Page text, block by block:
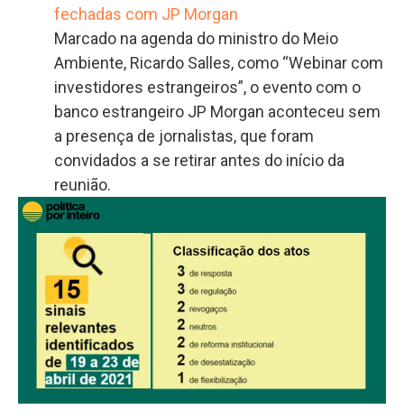
fechadas com JP Morgan
Marcado na agenda do ministro do Meio
Ambiente, Ricardo Salles, como “Webinar com
investidores estrangeiros”, o evento com o
banco estrangeiro JP Morgan aconteceu sem
a presença de jornalistas, que foram
convidados a se retirar antes do início da
reunião.